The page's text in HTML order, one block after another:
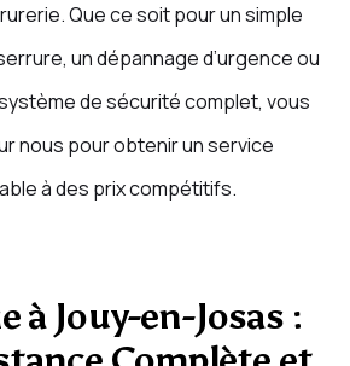
Que ce soit pour un simple
un dépannage d’urgence ou
de sécurité complet, vous
nous pour obtenir un service
à des prix compétitifs.
à Jouy-en-Josas :